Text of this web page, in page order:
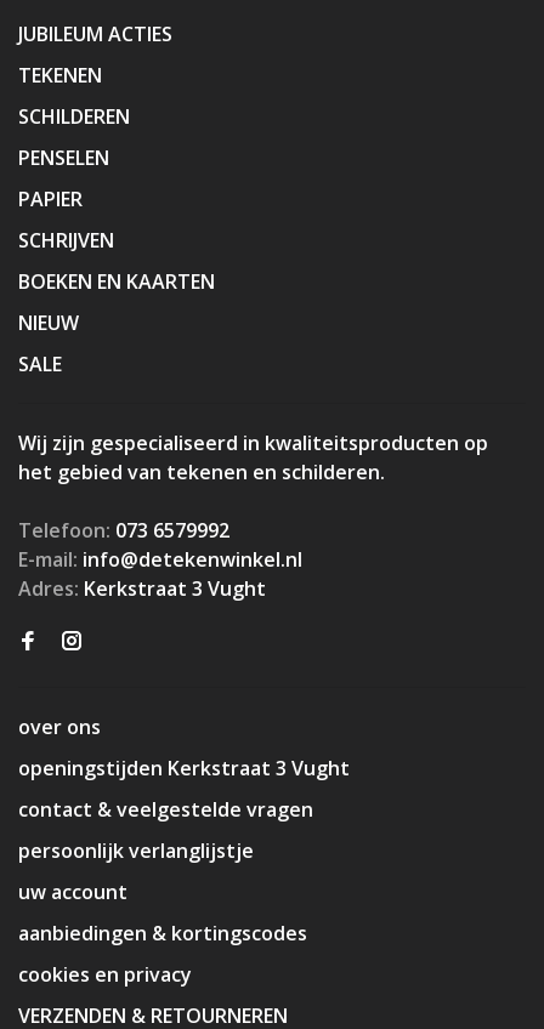
JUBILEUM ACTIES
TEKENEN
SCHILDEREN
PENSELEN
PAPIER
SCHRIJVEN
BOEKEN EN KAARTEN
NIEUW
SALE
Wij zijn gespecialiseerd in kwaliteitsproducten op
het gebied van tekenen en schilderen.
Telefoon: 073 6579992
E-mail: info@detekenwinkel.nl
Adres: Kerkstraat 3 Vught
over ons
openingstijden Kerkstraat 3 Vught
contact & veelgestelde vragen
persoonlijk verlanglijstje
uw account
aanbiedingen & kortingscodes
cookies en privacy
VERZENDEN & RETOURNEREN